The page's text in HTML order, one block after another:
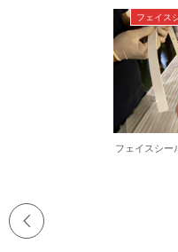
フェイス
フェイスシー